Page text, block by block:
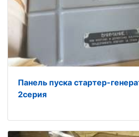
Панель пуска стартер-
2серия